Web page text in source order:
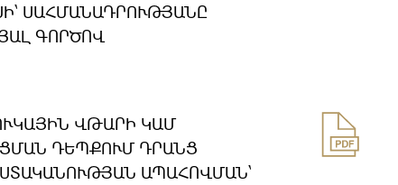
ՍԱՀՄԱՆԱԴՐՈՒԹՅԱՆԸ
ԳՈՐԾՈՎ
ՎԹԱՐԻ ԿԱՄ
ԴԵՊՔՈՒՄ ԴՐԱՆՑ
ԱՊԱՀՈՎՄԱՆ՝